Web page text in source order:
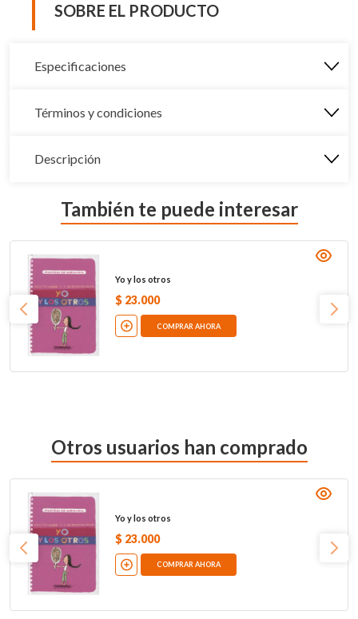
SOBRE EL PRODUCTO
Especificaciones
Términos y condiciones
Descripción
También te puede interesar
Yo y los otros
$ 23.000
COMPRAR AHORA
Otros usuarios han comprado
Yo y los otros
$ 23.000
COMPRAR AHORA